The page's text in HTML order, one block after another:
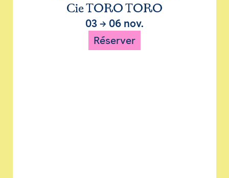
Cie TORO TORO
03 → 06 nov.
Réserver